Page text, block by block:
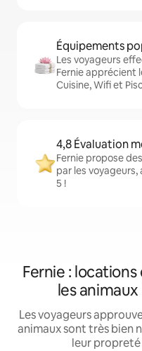
Équipements
Les voyageurs
Fernie apprécient
Cuisine, Wifi et
4,8 Évaluation
Fernie propose
par les voyageurs,
5 !
Fernie :
les
Les voyageurs
animaux sont très bien
leur